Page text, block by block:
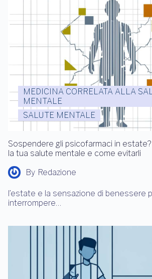
MEDICINA CORRELATA ALLA
MENTALE
SALUTE MENTALE
Sospendere gli psicofarmaci in
la tua salute mentale e come evitarli
By Redazione
l’estate e la sensazione di benessere
interrompere…